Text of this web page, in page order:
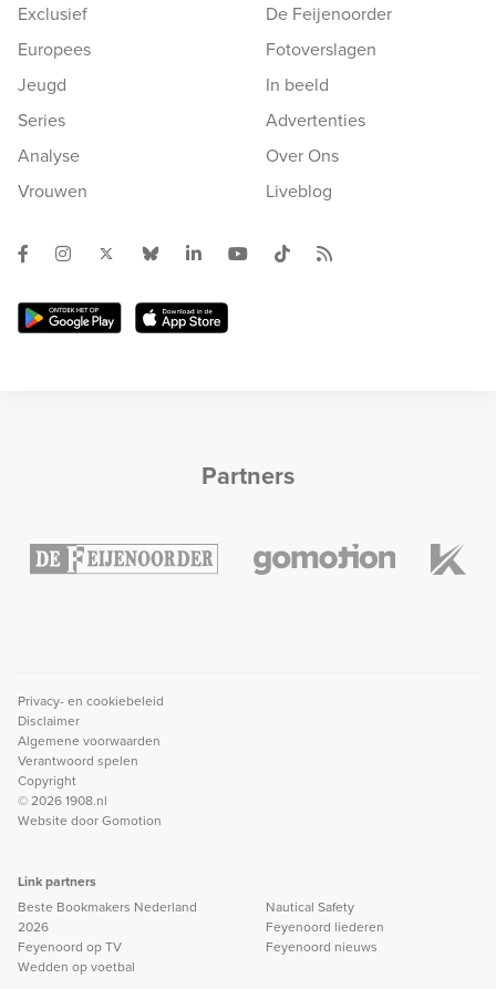
Exclusief
Europees
Jeugd
Series
Analyse
Vrouwen
De Feijenoorder
Fotoverslagen
In beeld
Advertenties
Over Ons
Liveblog
Partners
Privacy- en cookiebeleid
Disclaimer
Algemene voorwaarden
Verantwoord spelen
Copyright
© 2026 1908.nl
Website doorGomotion
Link partners
Beste Bookmakers Nederland
2026
Feyenoord op TV
Wedden op voetbal
Nautical Safety
Feyenoord liederen
Feyenoord nieuws